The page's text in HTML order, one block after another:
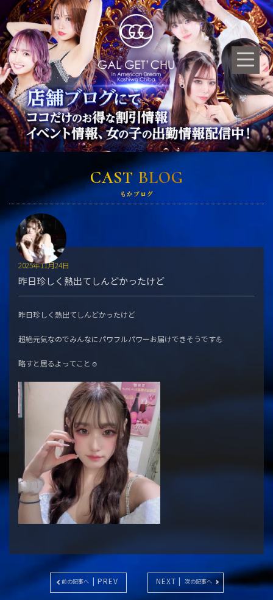
CAST BLOG
もかブログ
昨日珍しく熱出てしんどかったけど
2025年11月24日
昨日珍しく熱出てしんどかったけど
超絶元気なのでみんなにパワフルパワーお届けできそうです💪
略すと居るよってこと☺️
前の記事へ | PREV NEXT | 次の記事へ